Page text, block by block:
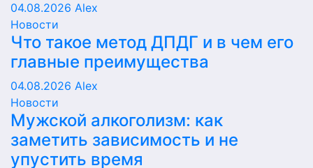
04.08.2026 Alex
Новости
Что такое метод ДПДГ и в чем его
главные преимущества
04.08.2026 Alex
Новости
Мужской алкоголизм: как
заметить зависимость и не
упустить время